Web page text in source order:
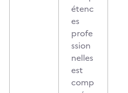
étenc
es
profe
ssion
nelles
est
comp